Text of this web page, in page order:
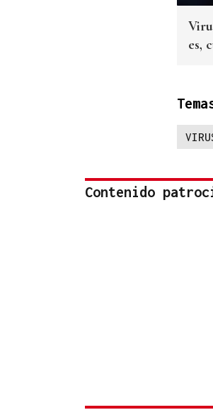
es,
Contenido